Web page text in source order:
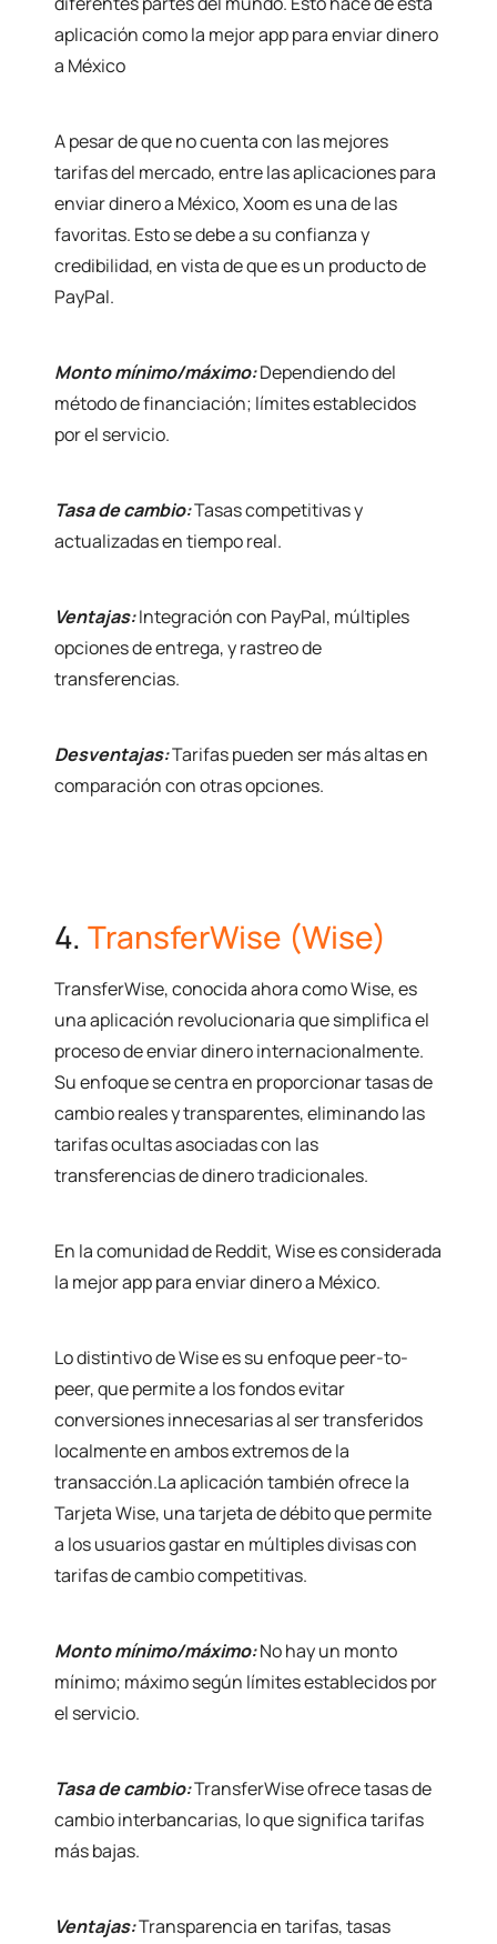
aplicación como la mejor app para enviar dinero
a México
A pesar de que no cuenta con las mejores
tarifas del mercado, entre las aplicaciones para
enviar dinero a México, Xoom es una de las
favoritas. Esto se debe a su confianza y
credibilidad, en vista de que es un producto de
PayPal.
Monto mínimo/máximo:Dependiendo del
método de financiación; límites establecidos
por el servicio.
Tasa de cambio:Tasas competitivas y
actualizadas en tiempo real.
Ventajas:Integración con PayPal, múltiples
opciones de entrega, y rastreo de
transferencias.
Desventajas:Tarifas pueden ser más altas en
comparación con otras opciones.
4.TransferWise (Wise)
TransferWise, conocida ahora como Wise, es
una aplicación revolucionaria que simplifica el
proceso de enviar dinero internacionalmente.
Su enfoque se centra en proporcionar tasas de
cambio reales y transparentes, eliminando las
tarifas ocultas asociadas con las
transferencias de dinero tradicionales.
En la comunidad de Reddit, Wise es considerada
la mejor app para enviar dinero a México.
Lo distintivo de Wise es su enfoque peer-to-
peer, que permite a los fondos evitar
conversiones innecesarias al ser transferidos
localmente en ambos extremos de la
transacción.La aplicación también ofrece la
Tarjeta Wise, una tarjeta de débito que permite
a los usuarios gastar en múltiples divisas con
tarifas de cambio competitivas.
Monto mínimo/máximo:No hay un monto
mínimo; máximo según límites establecidos por
el servicio.
Tasa de cambio:TransferWise ofrece tasas de
cambio interbancarias, lo que significa tarifas
más bajas.
Ventajas:Transparencia en tarifas, tasas